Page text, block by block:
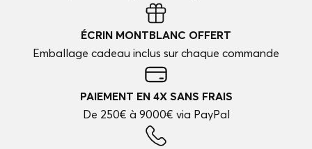
ÉCRIN MONTBLANC OFFERT
Emballage cadeau inclus sur chaque commande
PAIEMENT EN 4X SANS FRAIS
De 250€ à 9000€ via PayPal